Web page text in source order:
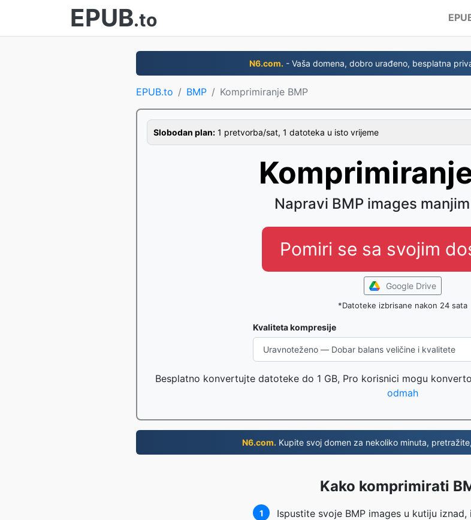
EPUB.to
N6.com. - Vaša domena, dobro urađeno, besplatna
EPUB.to BMP Komprimiranje BMP
Slobodan plan: 1 pretvorba/sat, 1 datoteka u isto vrijeme
Napravi BMP images
Pomiri se sa svojim
Google Drive
*Datoteke izbrisane nakon 24 sata
Kvaliteta kompresije
Besplatno konvertujte datoteke do 1 GB, Pro korisnici mogu
odmah
N6.com. Kupite svoj domen za nekoliko minuta,
Kako komprimirati
1
Ispustite svoje BMP images u kutiju